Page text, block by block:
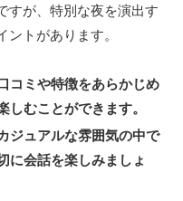
すが、特別な夜を演出す
トがあります。
コミや特徴をあらかじめ
むことができます。
ジュアルな雰囲気の中で
に会話を楽しみましょ